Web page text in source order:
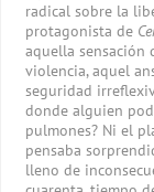
radical sobre la
protagonista de
aquella sensación
violencia, aquel
seguridad
donde alguien
pulmones? Ni el
pensaba
lleno de